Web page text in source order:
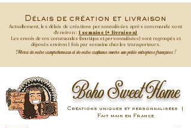
Délais de création et livraison
Actuellement, les délais de créations personnalisées après commande sont
d'environ : 1 semaine (+ livraison)
Les envois de vos commandes (boutique et personnalisées) sont regroupés et
déposés environ 1 fois par semainechez les transporteurs.
Merci de votre compréhension et de votre confiance envers une petite entreprise française !
Boho Sweet Home
Créations uniques et personnalisées |
Fait main en France